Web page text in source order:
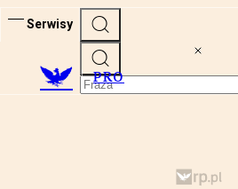
Serwisy
PRO